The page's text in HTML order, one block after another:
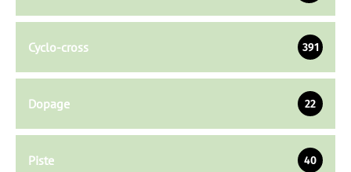
Cyclo-cross 391
Dopage 22
Piste 40